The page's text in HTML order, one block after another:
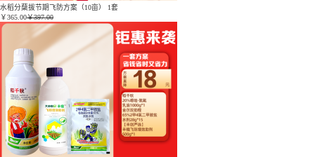
水稻分蘖拔节期飞防方案（10亩） 1套
￥365.00￥397.00